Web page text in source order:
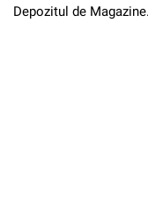
Depozitul de Magazine.